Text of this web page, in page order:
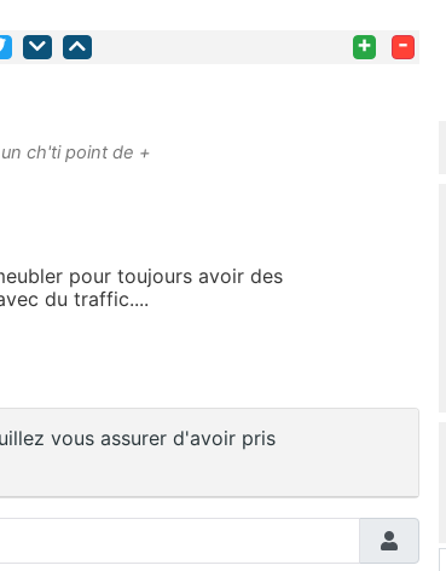
+ -
ch'ti point de +
pour toujours avoir des
du traffic....
vous assurer d'avoir pris